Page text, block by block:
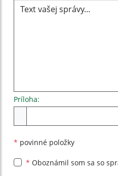
Príloha:
* povinné položky
* Oboznámil som sa so